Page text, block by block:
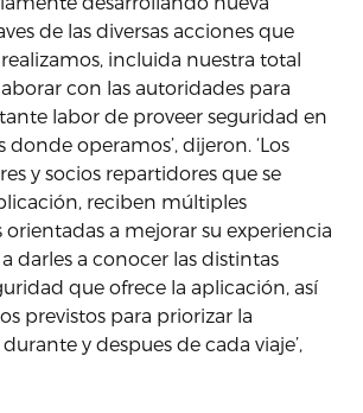
de las diversas acciones que
incluida nuestra total
con las autoridades para
labor de proveer seguridad en
operamos’, dijeron. ‘Los
y socios repartidores que se
reciben múltiples
a mejorar su experiencia
darles a conocer las distintas
que ofrece la aplicación, así
previstos para priorizar la
y despues de cada viaje’,